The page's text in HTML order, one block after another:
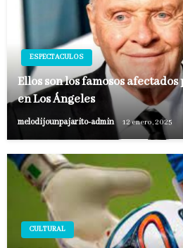
ESPECTACULOS
Ellos son los famosos
en Los Ángeles
melodijounpajarito-admin 12 enero, 2025
CULTURAL